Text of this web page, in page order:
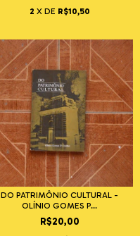
2 X DE R$10,50
DO PATRIMÔNIO CULTURAL -
OLÍNIO GOMES P...
R$20,00